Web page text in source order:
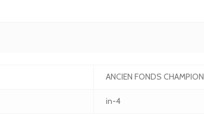
ANCIEN FONDS CHAMPION
in-4